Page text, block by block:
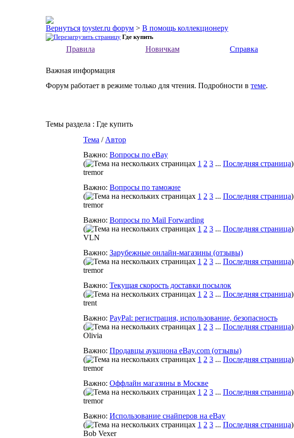
toyster.ru форум > В помощь коллекционеру
Где купить
Правила
Новичкам Справка
Важная информация
Форум работает в режиме только для чтения. Подробности в теме.
Темы раздела : Где купить
Тема / Автор
Важно: Вопросы по eBay
(
1 2 3 ... Последняя страница)
tremor
Важно: Вопросы по таможне
(
1 2 3 ... Последняя страница)
tremor
Важно: Вопросы по Mail Forwarding
(
1 2 3 ... Последняя страница)
VLN
Важно: Зарубежные онлайн-магазины (отзывы)
(
1 2 3 ... Последняя страница)
tremor
Важно: Текущая скорость доставки посылок
(
1 2 3 ... Последняя страница)
trent
Важно: PayPal: регистрация, использование, безопасность
(
1 2 3 ... Последняя страница)
Olivia
Важно: Продавцы аукциона eBay.com (отзывы)
(
1 2 3 ... Последняя страница)
tremor
Важно: Оффлайн магазины в Москве
(
1 2 3 ... Последняя страница)
tremor
Важно: Использование снайперов на eBay
(
1 2 3 ... Последняя страница)
Bob Vexer